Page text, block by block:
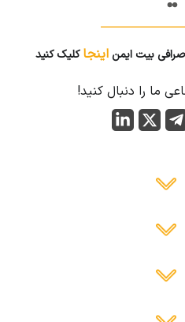
صرافی بیت ایمن اینجاکلیک کنید
ما را دنبال کنید!